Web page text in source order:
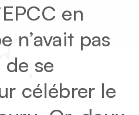
en
n’avait pas
se
célébrer le